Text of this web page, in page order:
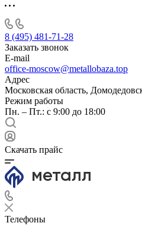
8 (495) 481-71-28
Заказать звонок
E-mail
office-moscow@metallobaza.top
Адрес
Московская область,
Режим работы
Пн. – Пт.: с 9:00 до 18:00
Скачать прайс
Телефоны